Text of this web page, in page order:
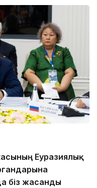
Еуразиялық
біз жасанды